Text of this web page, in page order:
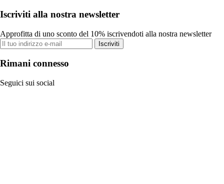
Iscriviti alla nostra newsletter
Approfitta di uno sconto del 10% iscrivendoti alla nostra newsletter
Iscriviti
Rimani connesso
Seguici sui social